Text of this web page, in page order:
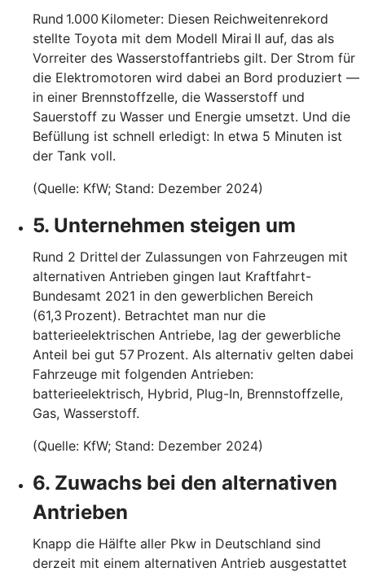
Rund 1.000 Kilometer: Diesen Reichweitenrekord
stellte Toyota mit dem Modell Mirai II auf, das als
Vorreiter des Wasserstoffantriebs gilt. Der Strom für
die Elektromotoren wird dabei an Bord produziert —
in einer Brennstoffzelle, die Wasserstoff und
Sauerstoff zu Wasser und Energie umsetzt. Und die
Befüllung ist schnell erledigt: In etwa 5 Minuten ist
der Tank voll.
(Quelle: KfW; Stand: Dezember 2024)
5. Unternehmen steigen um
Rund 2 Drittel der Zulassungen von Fahrzeugen mit
alternativen Antrieben gingen laut Kraftfahrt-
Bundesamt 2021 in den gewerblichen Bereich
(61,3 Prozent). Betrachtet man nur die
batterieelektrischen Antriebe, lag der gewerbliche
Anteil bei gut 57 Prozent. Als alternativ gelten dabei
Fahrzeuge mit folgenden Antrieben:
batterieelektrisch, Hybrid, Plug-In, Brennstoffzelle,
Gas, Wasserstoff.
(Quelle: KfW; Stand: Dezember 2024)
6. Zuwachs bei den alternativen
Antrieben
Knapp die Hälfte aller Pkw in Deutschland sind
derzeit mit einem alternativen Antrieb ausgestattet